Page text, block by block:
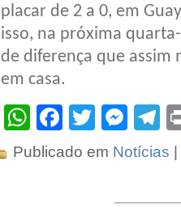
placar de 2 a 0, em
isso, na próxima
de diferença que assim
em casa.
WhatsApp
Facebook
Twitter
Publicado em Notícias